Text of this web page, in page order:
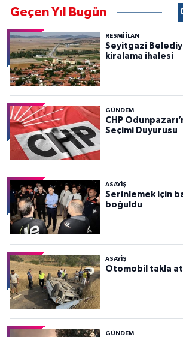
Geçen Yıl Bugün
RESMİ İLAN
Seyitgazi
kiralama ihalesi
GÜNDEM
CHP
Seçimi Duyurusu
ASAYİŞ
Serinlemek için
boğuldu
ASAYİŞ
Otomobil takla
GÜNDEM